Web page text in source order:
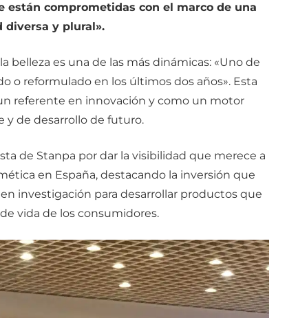
están comprometidas con el marco de una
diversa y plural».
belleza es una de las más dinámicas: «Uno de
o reformulado en los últimos dos años». Esta
referente en innovación y como un motor
y de desarrollo de futuro.
de Stanpa por dar la visibilidad que merece a
en España, destacando la inversión que
investigación para desarrollar productos que
vida de los consumidores.